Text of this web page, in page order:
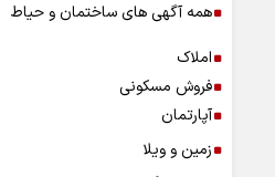
همه آگهی های ساختمان و حیاط
املاک
فروش مسکونی
آپارتمان
زمین و ویلا